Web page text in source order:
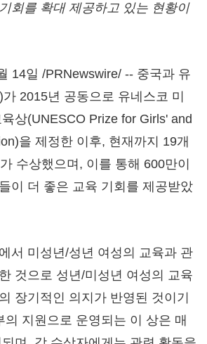
회를 확대 제공하고 있는 현황이
14일 /PRNewswire/ -- 중국과 유
2015년 공동으로 유네스코 미
상(UNESCO Prize for Girls' and
을 제정한 이후, 현재까지 19개
수상했으며, 이를 통해 600만이
이 더 좋은 교육 기회를 제공받았
서 미성년/성년 여성의 교육과 관
것으로 성년/미성년 여성의 교육
장기적인 의지가 반영된 것이기
의 지원으로 운영되는 이 상은 매